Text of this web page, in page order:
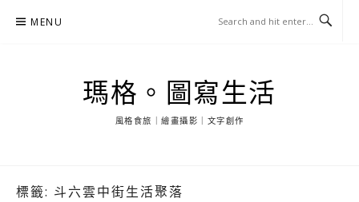
MENU
瑪格。圖寫生活
風格食旅｜繪畫攝影｜文字創作
標籤: 斗六雲中街生活聚落